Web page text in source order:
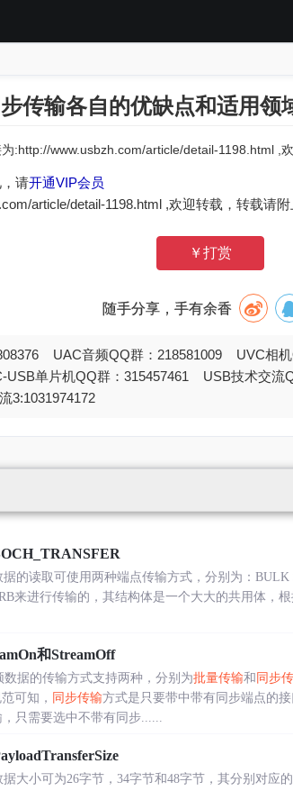
传输各自的优缺点和适用领
:http://www.usbzh.com/article/detail-1198.html ,
请开通VIP会员
article/detail-1198.html ,欢迎转载，转载请附
￥打赏
随手分享，手有余香
UAC音频QQ群：218581009 UVC相
单片机QQ群：315457461 USB技术交流
3:1031974172
的读取可使用两种端点传输方式，分别为：BULK
来进行传输的，其结构体是一个大大的共用体，
和StreamOff
据的传输方式支持两种，分别为批量传输和 同步
可知，
同步传输方式是只要带中带有同步端点的
只需要选中不带有同步......
大小可为26字节，34字节和48字节，其分别对应